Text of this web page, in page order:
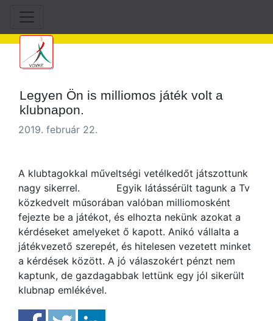
Legyen Ön is milliomos játék volt a
klubnapon.
2019. február 22.
A klubtagokkal műveltségi vetélkedőt játszottunk
nagy sikerrel. Egyik látássérült tagunk a Tv
közkedvelt műsorában valóban milliomosként
fejezte be a játékot, és elhozta nekünk azokat a
kérdéseket amelyeket ő kapott. Anikó vállalta a
játékvezető szerepét, és hitelesen vezetett minket
a kérdések között. A jó válaszokért pénzt nem
kaptunk, de gazdagabbak lettünk egy jól sikerült
klubnap emlékével.